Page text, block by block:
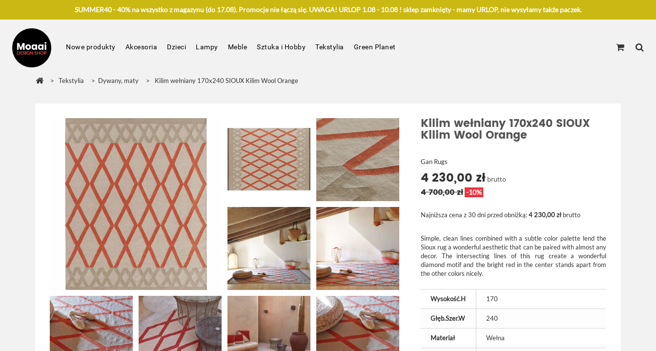
SUMMER40 - 40% na wszystko z magazynu (do 17.08). Promocje nie łączą się. UWAGA! URLOP 1.08 - 10.08 ! sklep zamknięty - mamy URLOP, nie wysyłamy także paczek.
Nowe produkty Akcesoria Dzieci Lampy Meble Sztuka i Hobby Tekstylia Green Planet
> Tekstylia > Dywany, maty > Kilim wełniany 170x240 SIOUX Kilim Wool Orange
Kilim wełniany 170x240 SIOUX
Kilim Wool Orange
Gan Rugs
4 230,00 zł brutto
4 700,00 zł -10%
Najniższa cena z 30 dni przed obniżką:4 230,00 złbrutto
Simple, clean lines combined with a subtle color palette lend the
Sioux rug a wonderful aesthetic that can be paired with almost any
decor. The intersecting lines of this rug create a wonderful
diamond motif and the bright red in the center stands apart from
the other colors nicely.
Wysokość.H 170
Głęb.Szer.W 240
Materiał Wełna